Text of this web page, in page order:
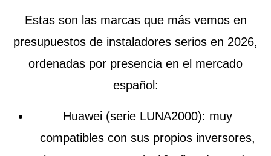
Estas son las marcas que más vemos en
presupuestos de instaladores serios en 2026,
ordenadas por presencia en el mercado
español:
Huawei (serie LUNA2000): muy
compatibles con sus propios inversores,